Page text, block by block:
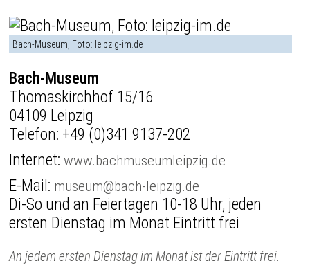
Bach-Museum, Foto: leipzig-im.de
Bach-Museum
Thomaskirchhof 15/16
04109 Leipzig
Telefon: +49 (0)341 9137-202
Internet:www.bachmuseumleipzig.de
E-Mail: museum@bach-leipzig.de
Di-So und an Feiertagen 10-18 Uhr, jeden
ersten Dienstag im Monat Eintritt frei
An jedem ersten Dienstag im Monat ist der Eintritt frei.